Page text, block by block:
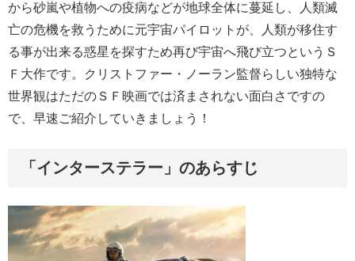
から砂嵐や植物への疫病などが地球全体に蔓延し、人類滅
亡の危機を救うために元宇宙パイロットが、人類が移住す
る事が出来る惑星を探すため再び宇宙へ飛び立つというＳ
Ｆ大作です。クリストファー・ノーラン監督らしい独特な
世界観はただのＳＦ映画では済まされない面白さですの
で、早速ご紹介していきましょう！
「インターステラー」のあらすじ